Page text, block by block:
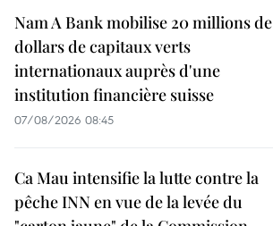
Nam A Bank mobilise 20 millions de
dollars de capitaux verts
internationaux auprès d'une
institution financière suisse
07/08/2026 08:45
Ca Mau intensifie la lutte contre la
pêche INN en vue de la levée du